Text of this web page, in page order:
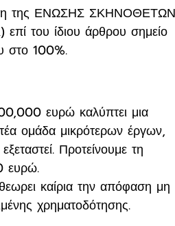
της ΕΝΩΣΗΣ
του ίδιου άρθρου σημείο
στο 100%.
ευρώ καλύπτει μια
ομάδα μικρότερων έργων,
Προτείνουμε τη
ευρώ.
καίρια την απόφαση μη
χρηματοδότησης.